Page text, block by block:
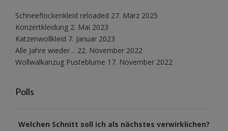
Schneeflockenkleid reloaded 27. März 2025
Konzertkleidung 2. Mai 2023
Katzenwollkleid 7. Januar 2023
Alle Jahre wieder… 22. November 2022
Wollwalkanzug Pusteblume 17. November 2022
Polls
Welchen Schnitt soll ich als nächstes verwirklichen?